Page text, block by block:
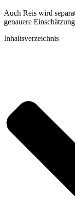
Auch Reis wird
genauere
Inhaltsverzeichnis​